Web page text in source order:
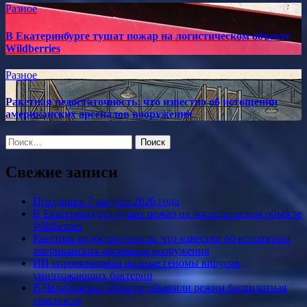
Разное
В Екатеринбурге тушат пожар на логистическом объекте
Wildberries
Разное
Ракетная недостаточность: что известно об истощении
американских арсеналов вооружения
Найти:
Свежие записи
Праздники 7 августа 2026 года
В Екатеринбурге тушат пожар на логистическом объекте
Wildberries
Ракетная недостаточность: что известно об истощении
американских арсеналов вооружения
ИИ спроектировал полные геномы вирусов,
уничтожающих бактерии
В Челябинской области объявили режим беспилотная
опасности